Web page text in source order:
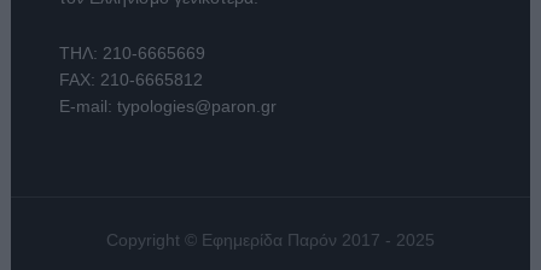
ΤΗΛ: 210-6665669
FAX: 210-6665812
E-mail: typologies@paron.gr
Copyright © Εφημερίδα Παρόν 2017 - 2025